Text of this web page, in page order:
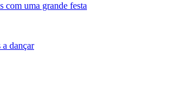
com uma grande festa
dançar